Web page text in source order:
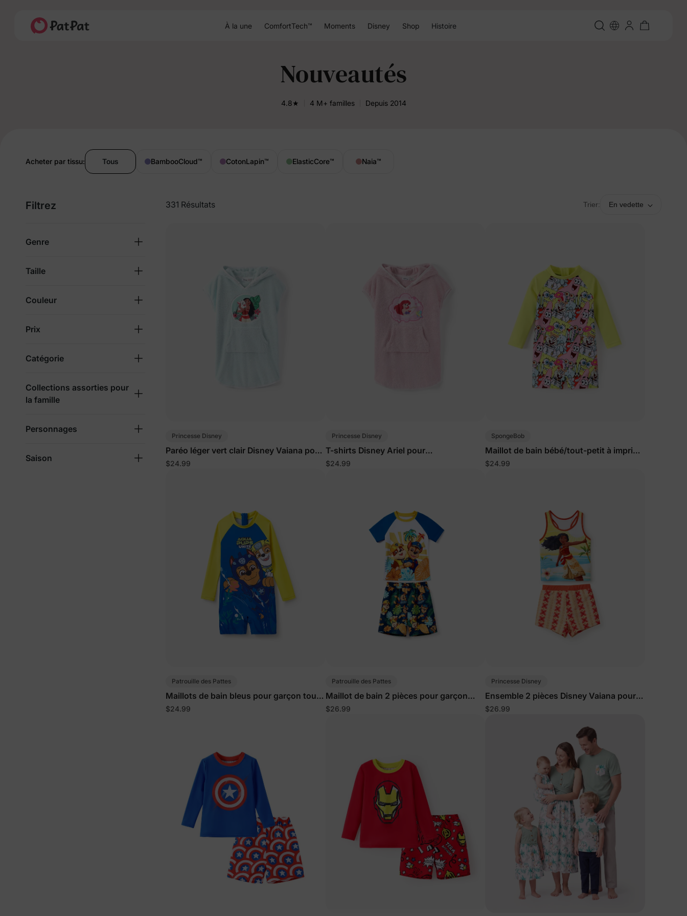
À la une ComfortTech™ Moments Disney Shop Histoire
Nouveautés
4.8★ 4 M+ familles Depuis 2014
Acheter par tissu: Tous BambooCloud™ CotonLapin™ ElasticCore™ Naia™
331 Résultats Trier: En vedette
Filtrez
Genre
Taille
Couleur
Prix
Catégorie
Collections assorties pour
la famille
Personnages
Saison
Princesse Disney
Paréo léger vert clair Disney Vaiana pour
fillettes/enfants
$24.99
Princesse Disney
T-shirts Disney Ariel pour
fillettes/enfants, rose
$24.99
SpongeBob
Maillot de bain bébé/tout-petit à imprimé
intégral colorblock UPF50+
$24.99
Patrouille des Pattes
Maillots de bain bleus pour garçon tout-
petit
$24.99
Patrouille des Pattes
Maillot de bain 2 pièces pour garçon
tout-petit motif animaux bleu profond
$26.99
Princesse Disney
Ensemble 2 pièces Disney Vaiana pour
fillettes/enfants, orange
$26.99